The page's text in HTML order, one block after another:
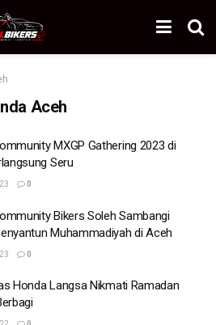
Aceh
MXGP Gathering 2023 di
Seru
0
Bikers Soleh Sambangi
Muhammadiyah di Aceh
0
Honda Langsa Nikmati Ramadan